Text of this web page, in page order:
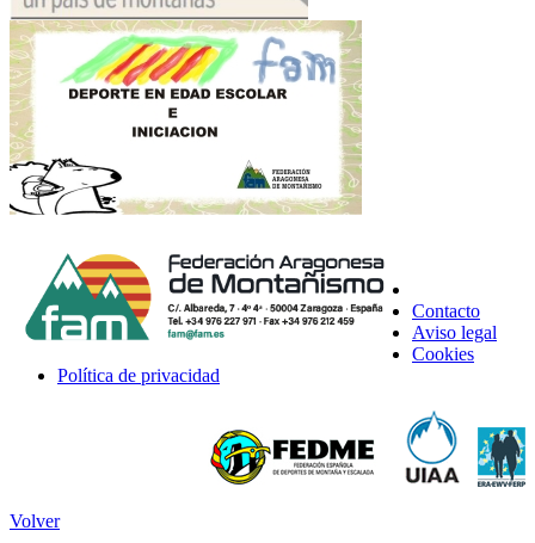
Contacto
Aviso legal
Cookies
Política de privacidad
Volver